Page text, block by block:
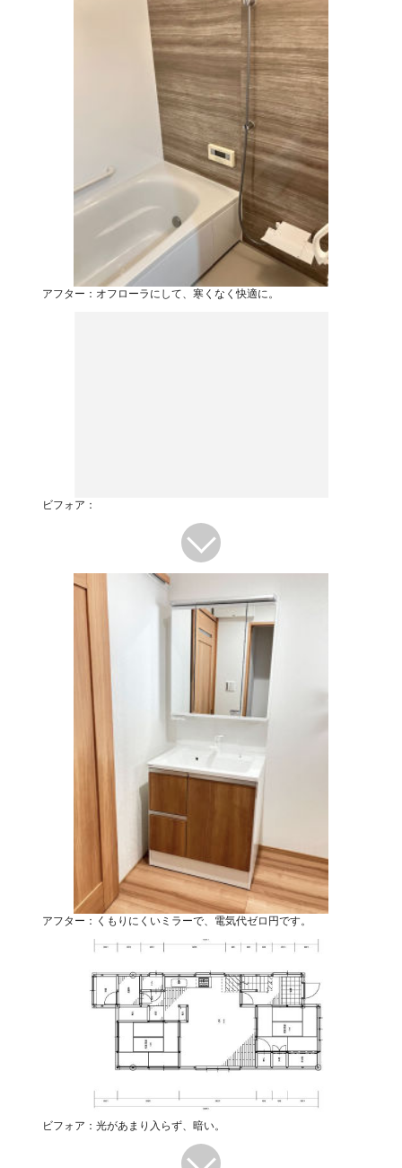
アフター：オフローラにして、寒くなく快適に。
ビフォア：
アフター：くもりにくいミラーで、電気代ゼロ円です。
ビフォア：光があまり入らず、暗い。